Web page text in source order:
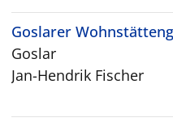
Goslarer
Goslar
Jan-Hendrik Fischer